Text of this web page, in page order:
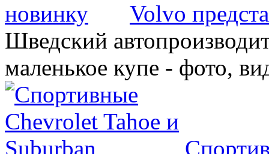
Volvo
Шведский
маленькое купе - фото,